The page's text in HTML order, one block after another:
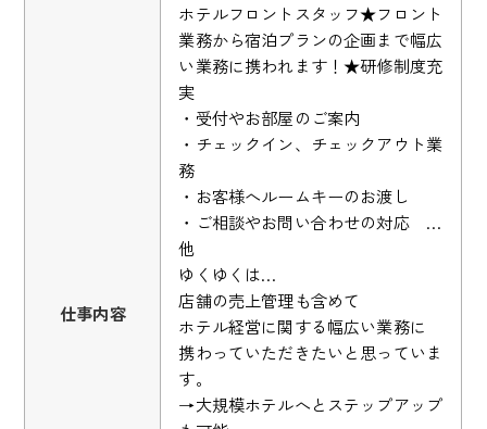
仕事内容
ホテルフロントスタッフ★フロント
業務から宿泊プランの企画まで幅広
い業務に携われます！★研修制度充
実
・受付やお部屋のご案内
・チェックイン、チェックアウト業
務
・お客様へルームキーのお渡し
・ご相談やお問い合わせの対応 …
他
ゆくゆくは…
店舗の売上管理も含めて
ホテル経営に関する幅広い業務に
携わっていただきたいと思っていま
す。
→大規模ホテルへとステップアップ